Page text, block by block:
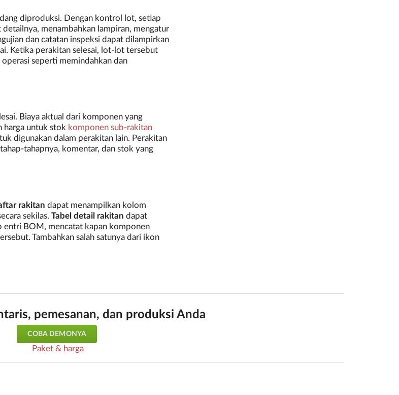
diproduksi. Dengan kontrol lot, setiap
menambahkan lampiran, mengatur
dan catatan inspeksi dapat dilampirkan
Ketika perakitan selesai, lot-lot tersebut
seperti memindahkan dan
Biaya aktual dari komponen yang
harga untuk stok komponen sub-rakitan
digunakan dalam perakitan lain. Perakitan
tahapnya, komentar, dan stok yang
rakitan dapat menampilkan kolom
sekilas. Tabel detail rakitan dapat
entri BOM, mencatat kapan komponen
Tambahkan salah satunya dari ikon
pemesanan, dan produksi Anda
COBA DEMONYA
Paket & harga